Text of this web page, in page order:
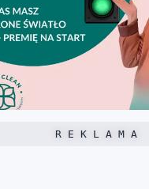
R E K L A M A